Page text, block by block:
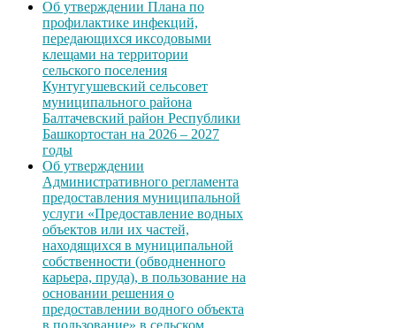
Об утверждении Плана по
профилактике инфекций,
передающихся иксодовыми
клещами на территории
сельского поселения
Кунтугушевский сельсовет
муниципального района
Балтачевский район Республики
Башкортостан на 2026 – 2027
годы
Об утверждении
Административного регламента
предоставления муниципальной
услуги «Предоставление водных
объектов или их частей,
находящихся в муниципальной
собственности (обводненного
карьера, пруда), в пользование на
основании решения о
предоставлении водного объекта